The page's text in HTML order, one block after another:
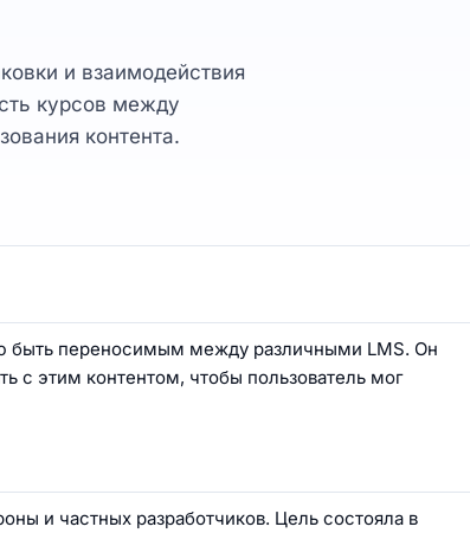
и взаимодействия
курсов между
контента.
быть переносимым между различными LMS. Он
с этим контентом, чтобы пользователь мог
и частных разработчиков. Цель состояла в